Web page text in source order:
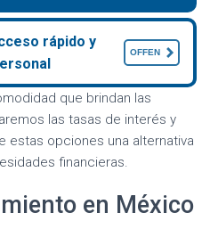
rápido y
OFFEN
que brindan las
las tasas de interés y
estas opciones una alternativa
financieras.
en México